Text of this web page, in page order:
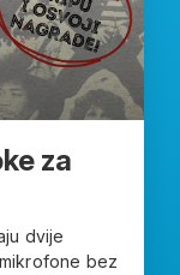
za
dvije
bez